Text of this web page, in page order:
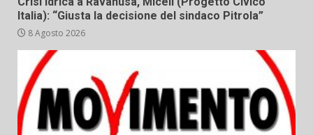
Italia): “Giusta la decisione del sindaco Pitrola”
8 Agosto 2026